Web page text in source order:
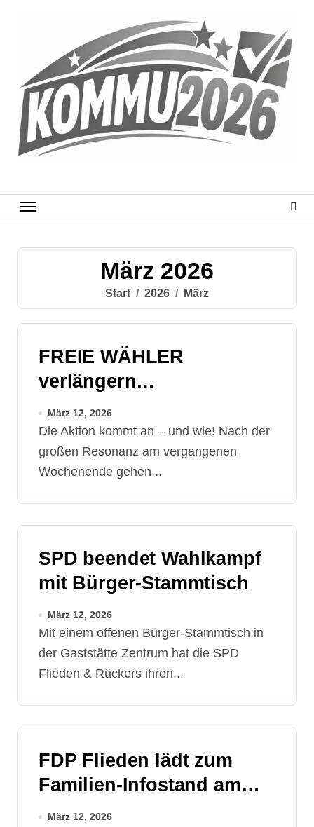
März 2026
Start 2026 März
FREIE WÄHLER
verlängern
Tankgutschein-
Gewinnaktion
März 12, 2026
Die Aktion kommt an – und wie! Nach der
großen Resonanz am vergangenen
Wochenende gehen...
SPD beendet Wahlkampf
mit Bürger-Stammtisch
März 12, 2026
Mit einem offenen Bürger-Stammtisch in
der Gaststätte Zentrum hat die SPD
Flieden & Rückers ihren...
FDP Flieden lädt zum
Familien-Infostand am
Paddelteich ein
März 12, 2026